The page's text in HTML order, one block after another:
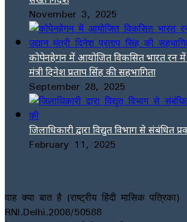
November 3, 2025
कोपेनहेगन में आयोजित विकसित भारत रन में
मंत्री दिनेश प्रताप सिंह की सहभागिता
September 28, 2025
जिलाधिकारी द्वारा विद्युत विभाग से संबंधित
February 11, 2025
वाह क्या बात है (राष्ट्रीय हिंदी मासिक पत्रिका)
RNI.Delhi.2008/50588